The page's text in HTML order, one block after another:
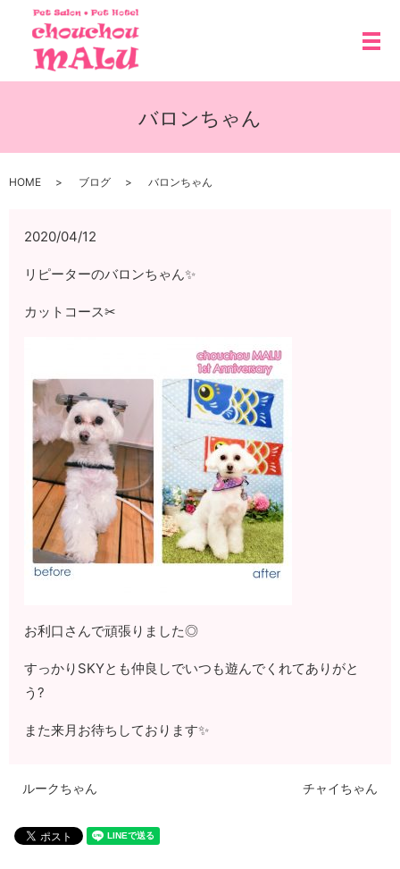
メ
バロンちゃん
HOME ブログ バロンちゃん
2020/04/12
リピーターのバロンちゃん✨
カットコース✂
お利口さんで頑張りました◎
すっかりSKYとも仲良しでいつも遊んでくれてありがと
う?
また来月お待ちしております✨
ルークちゃん チャイちゃん